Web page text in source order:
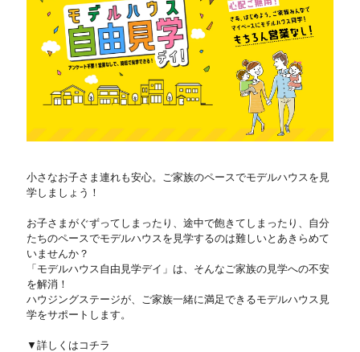
小さなお子さま連れも安心。ご家族のペースでモデルハウスを見
学しましょう！
お子さまがぐずってしまったり、途中で飽きてしまったり、自分
たちのペースでモデルハウスを見学するのは難しいとあきらめて
いませんか？
「モデルハウス自由見学デイ」は、そんなご家族の見学への不安
を解消！
ハウジングステージが、ご家族一緒に満足できるモデルハウス見
学をサポートします。
▼詳しくはコチラ